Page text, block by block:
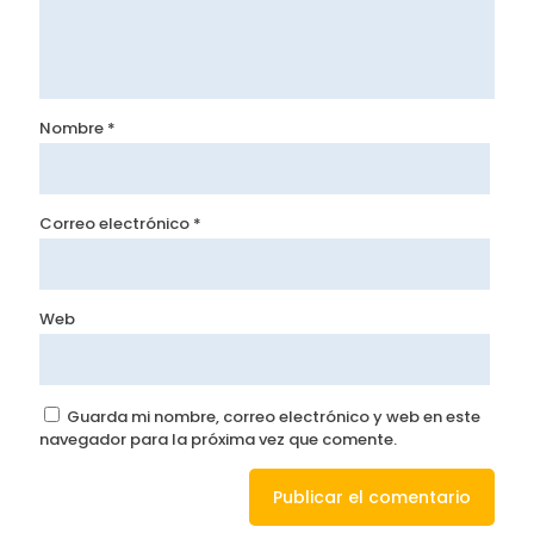
Nombre *
Correo electrónico *
Web
Guarda mi nombre, correo electrónico y web en este
navegador para la próxima vez que comente.